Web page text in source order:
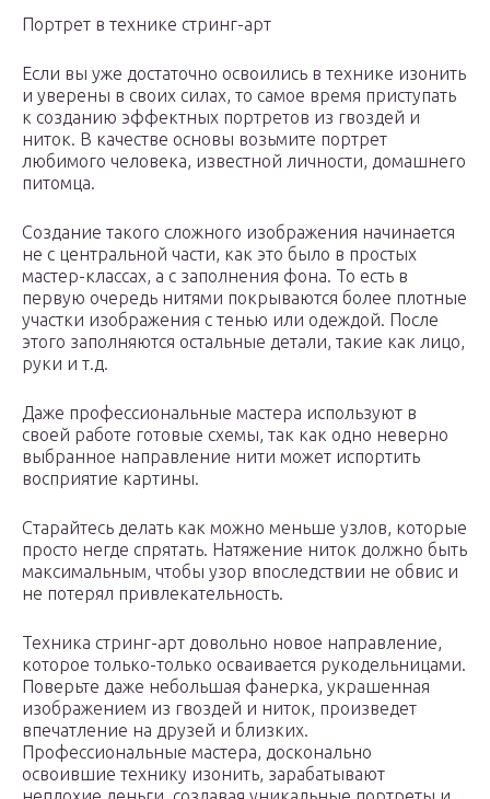
Портрет в технике стринг-арт
Если вы уже достаточно освоились в технике изонить
и уверены в своих силах, то самое время приступать
к созданию эффектных портретов из гвоздей и
ниток. В качестве основы возьмите портрет
любимого человека, известной личности, домашнего
питомца.
Создание такого сложного изображения начинается
не с центральной части, как это было в простых
мастер-классах, а с заполнения фона. То есть в
первую очередь нитями покрываются более плотные
участки изображения с тенью или одеждой. После
этого заполняются остальные детали, такие как лицо,
руки и т.д.
Даже профессиональные мастера используют в
своей работе готовые схемы, так как одно неверно
выбранное направление нити может испортить
восприятие картины.
Старайтесь делать как можно меньше узлов, которые
просто негде спрятать. Натяжение ниток должно быть
максимальным, чтобы узор впоследствии не обвис и
не потерял привлекательность.
Техника стринг-арт довольно новое направление,
которое только-только осваивается рукодельницами.
Поверьте даже небольшая фанерка, украшенная
изображением из гвоздей и ниток, произведет
впечатление на друзей и близких.
Профессиональные мастера, досконально
освоившие технику изонить, зарабатывают